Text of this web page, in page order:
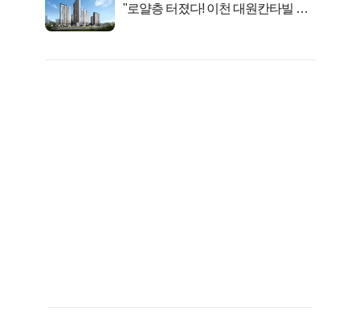
"로얄층 터졌다! 이천 대원칸타빌 잔